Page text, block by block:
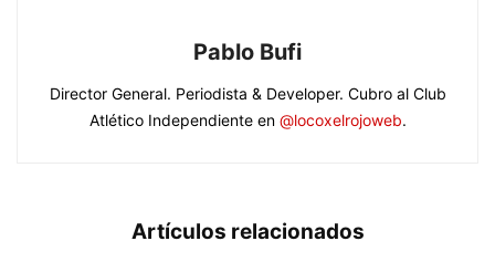
Pablo Bufi
Director General. Periodista & Developer. Cubro al Club
Atlético Independiente en @locoxelrojoweb.
Artículos relacionados